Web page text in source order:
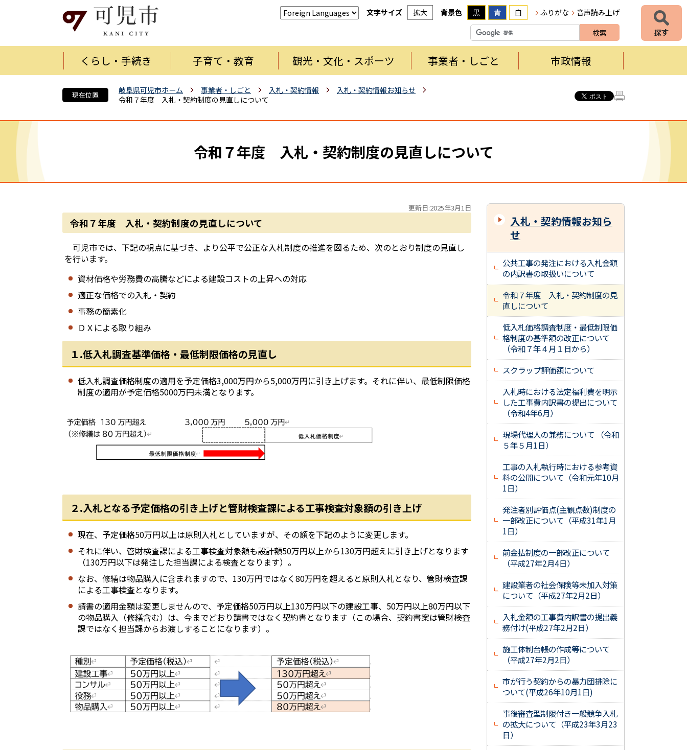
文字サイズ 拡大 背景色 黒 青 白 ふりがな 音声読み上げ
くらし・手続き 子育て・教育 観光・文化・スポーツ 事業者・しごと 市政情報
現在位置 岐阜県可児市ホーム 事業者・しごと 入札・契約情報
入札・契約情報お知らせ
令和７年度 入札・契約制度の見直しについて
令和７年度 入札・契約制度の見直しについて
更新日:2025年3月1日
令和７年度 入札・契約制度の見直しについて
可児市では、下記の視点に基づき、より公平で公正な入札制度の推進を図るため、次のとおり制度の見直し
を行います。
資材価格や労務費の高騰などによる建設コストの上昇への対応
適正な価格での入札・契約
事務の簡素化
ＤＸによる取り組み
１.低入札調査基準価格・最低制限価格の見直し
低入札調査価格制度の適用を予定価格3,000万円から5,000万円に引き上げます。それに伴い、最低制限価格
制度の適用が予定価格5000万円未満となります。
２.入札となる予定価格の引き上げと管財検査課による工事検査対象額の引き上げ
現在、予定価格50万円以上は原則入札としていますが、その額を下記のように変更します。
それに伴い、管財検査課による工事検査対象額も設計額50万円以上から130万円超えに引き上げとなります
（130万円以下は発注した担当課による検査となります）。
なお、修繕は物品購入に含まれますので、130万円ではなく80万円を超えると原則入札となり、管財検査課
による工事検査となります。
請書の適用金額は変更しませんので、予定価格50万円以上130万円以下の建設工事、50万円以上80万円以下
の物品購入（修繕含む）は、今までどおり請書ではなく契約書となります（この場合、契約書案は管財検査
課ではなく担当課からお渡しすることになります）。
入札・契約情報お知ら
せ
公共工事の発注における入札金額
の内訳書の取扱いについて
令和７年度 入札・契約制度の見
直しについて
低入札価格調査制度・最低制限価
格制度の基準額の改正について
（令和７年４月１日から）
スクラップ評価額について
入札時における法定福利費を明示
した工事費内訳書の提出について
（令和4年6月）
現場代理人の兼務について （令和
５年５月1日）
工事の入札執行時における参考資
料の公開について（令和元年10月
1日）
発注者別評価点(主観点数)制度の
一部改正について（平成31年1月
1日）
前金払制度の一部改正について
（平成27年2月4日）
建設業者の社会保険等未加入対策
について（平成27年2月2日）
入札金額の工事費内訳書の提出義
務付け(平成27年2月2日）
施工体制台帳の作成等について
（平成27年2月2日）
市が行う契約からの暴力団排除に
ついて(平成26年10月1日)
事後審査型制限付き一般競争入札
の拡大について（平成23年3月23
日）